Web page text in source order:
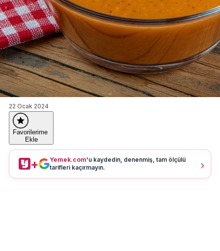
22 Ocak 2024
Favorilerime
Ekle
+ Yemek.com'u kaydedin, denenmiş, tam ölçülü
tarifleri kaçırmayın.